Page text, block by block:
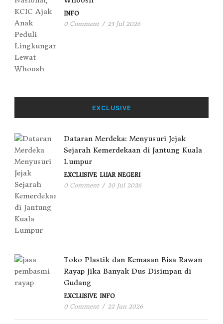
INFO
0 Comment / 23 Jul 2026
EXCLUSIVE
Dataran Merdeka: Menyusuri Jejak
Sejarah Kemerdekaan di Jantung Kuala
Lumpur
EXCLUSIVE LUAR NEGERI
0 Comment / 20 Jul 2026
Toko Plastik dan Kemasan Bisa Rawan
Rayap Jika Banyak Dus Disimpan di
Gudang
EXCLUSIVE INFO
0 Comment / 22 Jun 2026